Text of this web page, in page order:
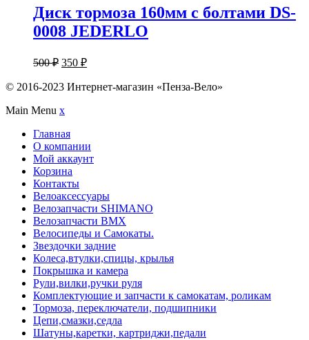
Диск тормоза 160мм с болтами DS-
0008 JEDERLO
500₽ 350 ₽
© 2016-2023 Интернет-магазин «Пенза-Вело»
Main Menu x
Главная
О компании
Мой аккаунт
Корзина
Контакты
Велоаксессуары
Велозапчасти SHIMANO
Велозапчасти BMX
Велосипеды и Самокаты.
Звездочки задние
Колеса,втулки,спицы, крылья
Покрышка и камера
Рули,вилки,ручки руля
Комплектующие и запчасти к самокатам, роликам
Тормоза, переключатели, подшипники
Цепи,смазки,седла
Шатуны,каретки, картриджи,педали